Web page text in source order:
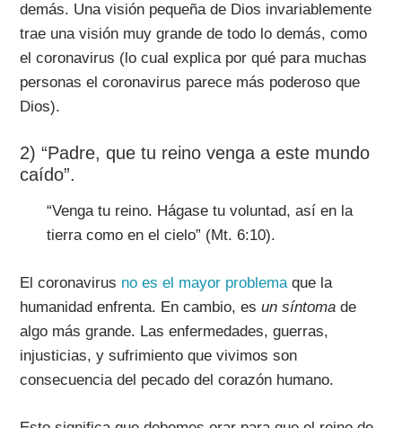
demás. Una visión pequeña de Dios invariablemente
trae una visión muy grande de todo lo demás, como
el coronavirus (lo cual explica por qué para muchas
personas el coronavirus parece más poderoso que
Dios).
2) “Padre, que tu reino venga a este mundo
caído”.
“Venga tu reino. Hágase tu voluntad, así en la
tierra como en el cielo” (Mt. 6:10).
El coronavirus no es el mayor problemaque la
humanidad enfrenta. En cambio, esun síntoma de
algo más grande. Las enfermedades, guerras,
injusticias, y sufrimiento que vivimos son
consecuencia del pecado del corazón humano.